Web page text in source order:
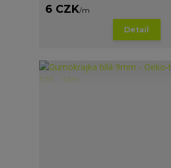
6 CZK/m
Detail